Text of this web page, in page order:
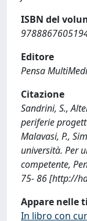
ISBN del
Editore
Pensa
Citazione
Sandrini, S.,
periferie
Malavasi, P.,
università. Per
competente,
75- 86 [http://
Appare nelle
In libro con